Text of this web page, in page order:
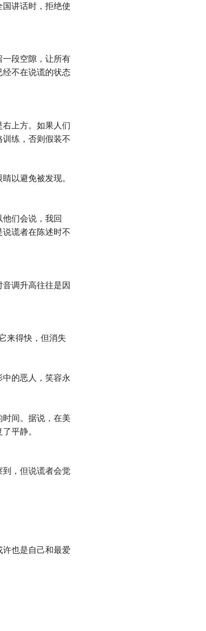
讲话时，拒绝使
段空隙，让所有
不在说谎的状态
上方。如果人们
练，否则假装不
以避免被发现。
们会说，我回
谎者在陈述时不
调升高往往是因
来得快，但消失
的恶人，笑容永
间。据说，在美
平静。
，但说谎者会觉
也是自己和最爱